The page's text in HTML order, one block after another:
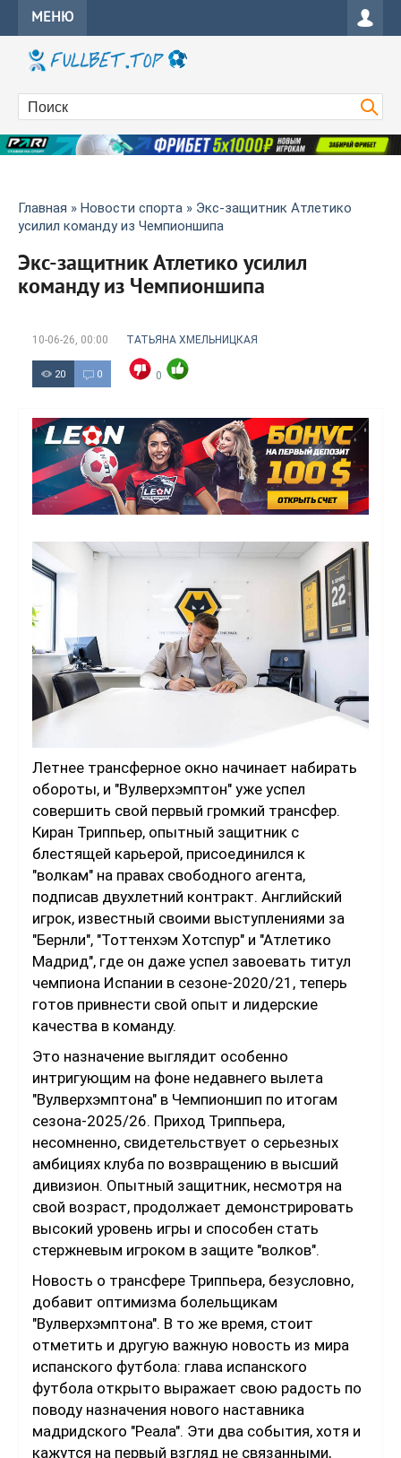
МЕНЮ
Главная » Новости спорта » Экс-защитник Атлетико
усилил команду из Чемпионшипа
Экс-защитник Атлетико усилил
команду из Чемпионшипа
10-06-26, 00:00 ТАТЬЯНА ХМЕЛЬНИЦКАЯ
20 0 0
Летнее трансферное окно начинает набирать
обороты, и "Вулверхэмптон" уже успел
совершить свой первый громкий трансфер.
Киран Триппьер, опытный защитник с
блестящей карьерой, присоединился к
"волкам" на правах свободного агента,
подписав двухлетний контракт. Английский
игрок, известный своими выступлениями за
"Бернли", "Тоттенхэм Хотспур" и "Атлетико
Мадрид", где он даже успел завоевать титул
чемпиона Испании в сезоне-2020/21, теперь
готов привнести свой опыт и лидерские
качества в команду.
Это назначение выглядит особенно
интригующим на фоне недавнего вылета
"Вулверхэмптона" в Чемпионшип по итогам
сезона-2025/26. Приход Триппьера,
несомненно, свидетельствует о серьезных
амбициях клуба по возвращению в высший
дивизион. Опытный защитник, несмотря на
свой возраст, продолжает демонстрировать
высокий уровень игры и способен стать
стержневым игроком в защите "волков".
Новость о трансфере Триппьера, безусловно,
добавит оптимизма болельщикам
"Вулверхэмптона". В то же время, стоит
отметить и другую важную новость из мира
испанского футбола: глава испанского
футбола открыто выражает свою радость по
поводу назначения нового наставника
мадридского "Реала". Эти два события, хотя и
кажутся на первый взгляд не связанными,